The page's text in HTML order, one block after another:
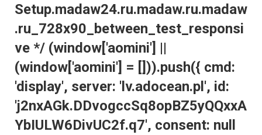
Setup.madaw24.ru.madaw.ru.madaw
.ru_728x90_between_test_responsi
ve */ (window['aomini'] ||
(window['aomini'] = [])).push({ cmd:
'display', server: 'lv.adocean.pl', id:
'j2nxAGk.DDvogccSq8opBZ5yQQxxA
YbIULW6DivUC2f.q7', consent: null